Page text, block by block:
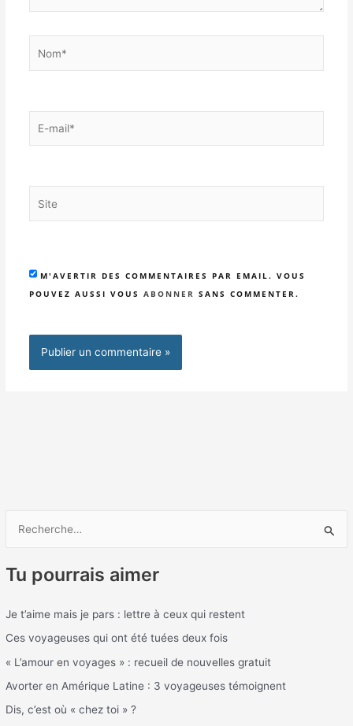
e
r
c
h
Tu pourrais aimer
Je t’aime mais je pars : lettre à ceux qui restent
Ces voyageuses qui ont été tuées deux fois
« L’amour en voyages » : recueil de nouvelles gratuit
Avorter en Amérique Latine : 3 voyageuses témoignent
Dis, c’est où « chez toi » ?
mail*
M'AVERTIR DES COMMENTAIRES PAR EMAIL. VOUS
POUVEZ AUSSI VOUS ABONNER SANS COMMENTER.